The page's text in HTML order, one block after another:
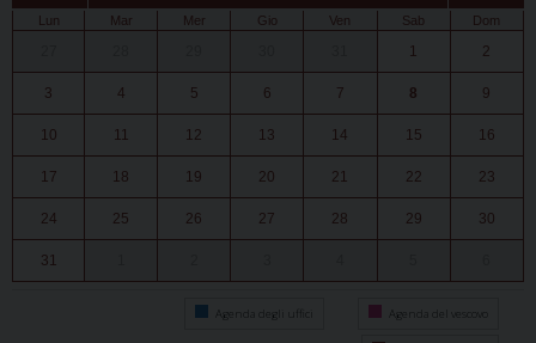
Lun Mar Mer Gio Ven Sab Dom
1 2
3 4 5 6 7 8 9
10 11 12 13 14 15 16
17 18 19 20 21 22 23
24 25 26 27 28 29 30
31
Agenda degli uffici Agenda del vescovo